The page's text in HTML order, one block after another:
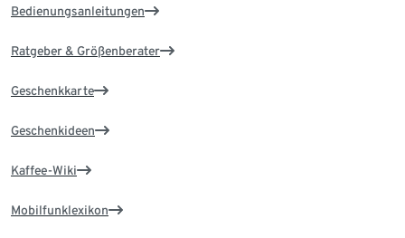
Bedienungsanleitungen
Ratgeber & Größenberater
Geschenkkarte
Geschenkideen
Kaffee-Wiki
Mobilfunklexikon